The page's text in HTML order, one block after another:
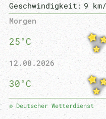
Geschwindigkeit: 9
Morgen
25°C
12.08.2026
30°C
© Deutscher Wetterdienst